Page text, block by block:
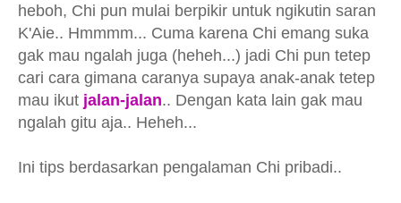
heboh, Chi pun mulai berpikir untuk ngikutin saran
K'Aie.. Hmmmm... Cuma karena Chi emang suka
gak mau ngalah juga (heheh...) jadi Chi pun tetep
cari cara gimana caranya supaya anak-anak tetep
mau ikut jalan-jalan.. Dengan kata lain gak mau
ngalah gitu aja.. Heheh...
Ini tips berdasarkan pengalaman Chi pribadi..